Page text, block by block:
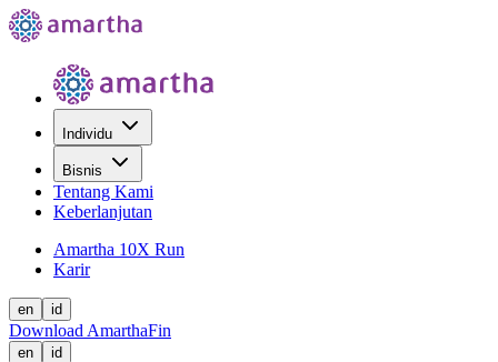
Individu
Bisnis
Tentang Kami
Keberlanjutan
Amartha 10X Run
Karir
en id
Download AmarthaFin
en id